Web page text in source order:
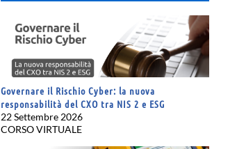
Governare il Rischio Cyber: la nuova
responsabilità del CXO tra NIS 2 e ESG
22 Settembre 2026
CORSO VIRTUALE